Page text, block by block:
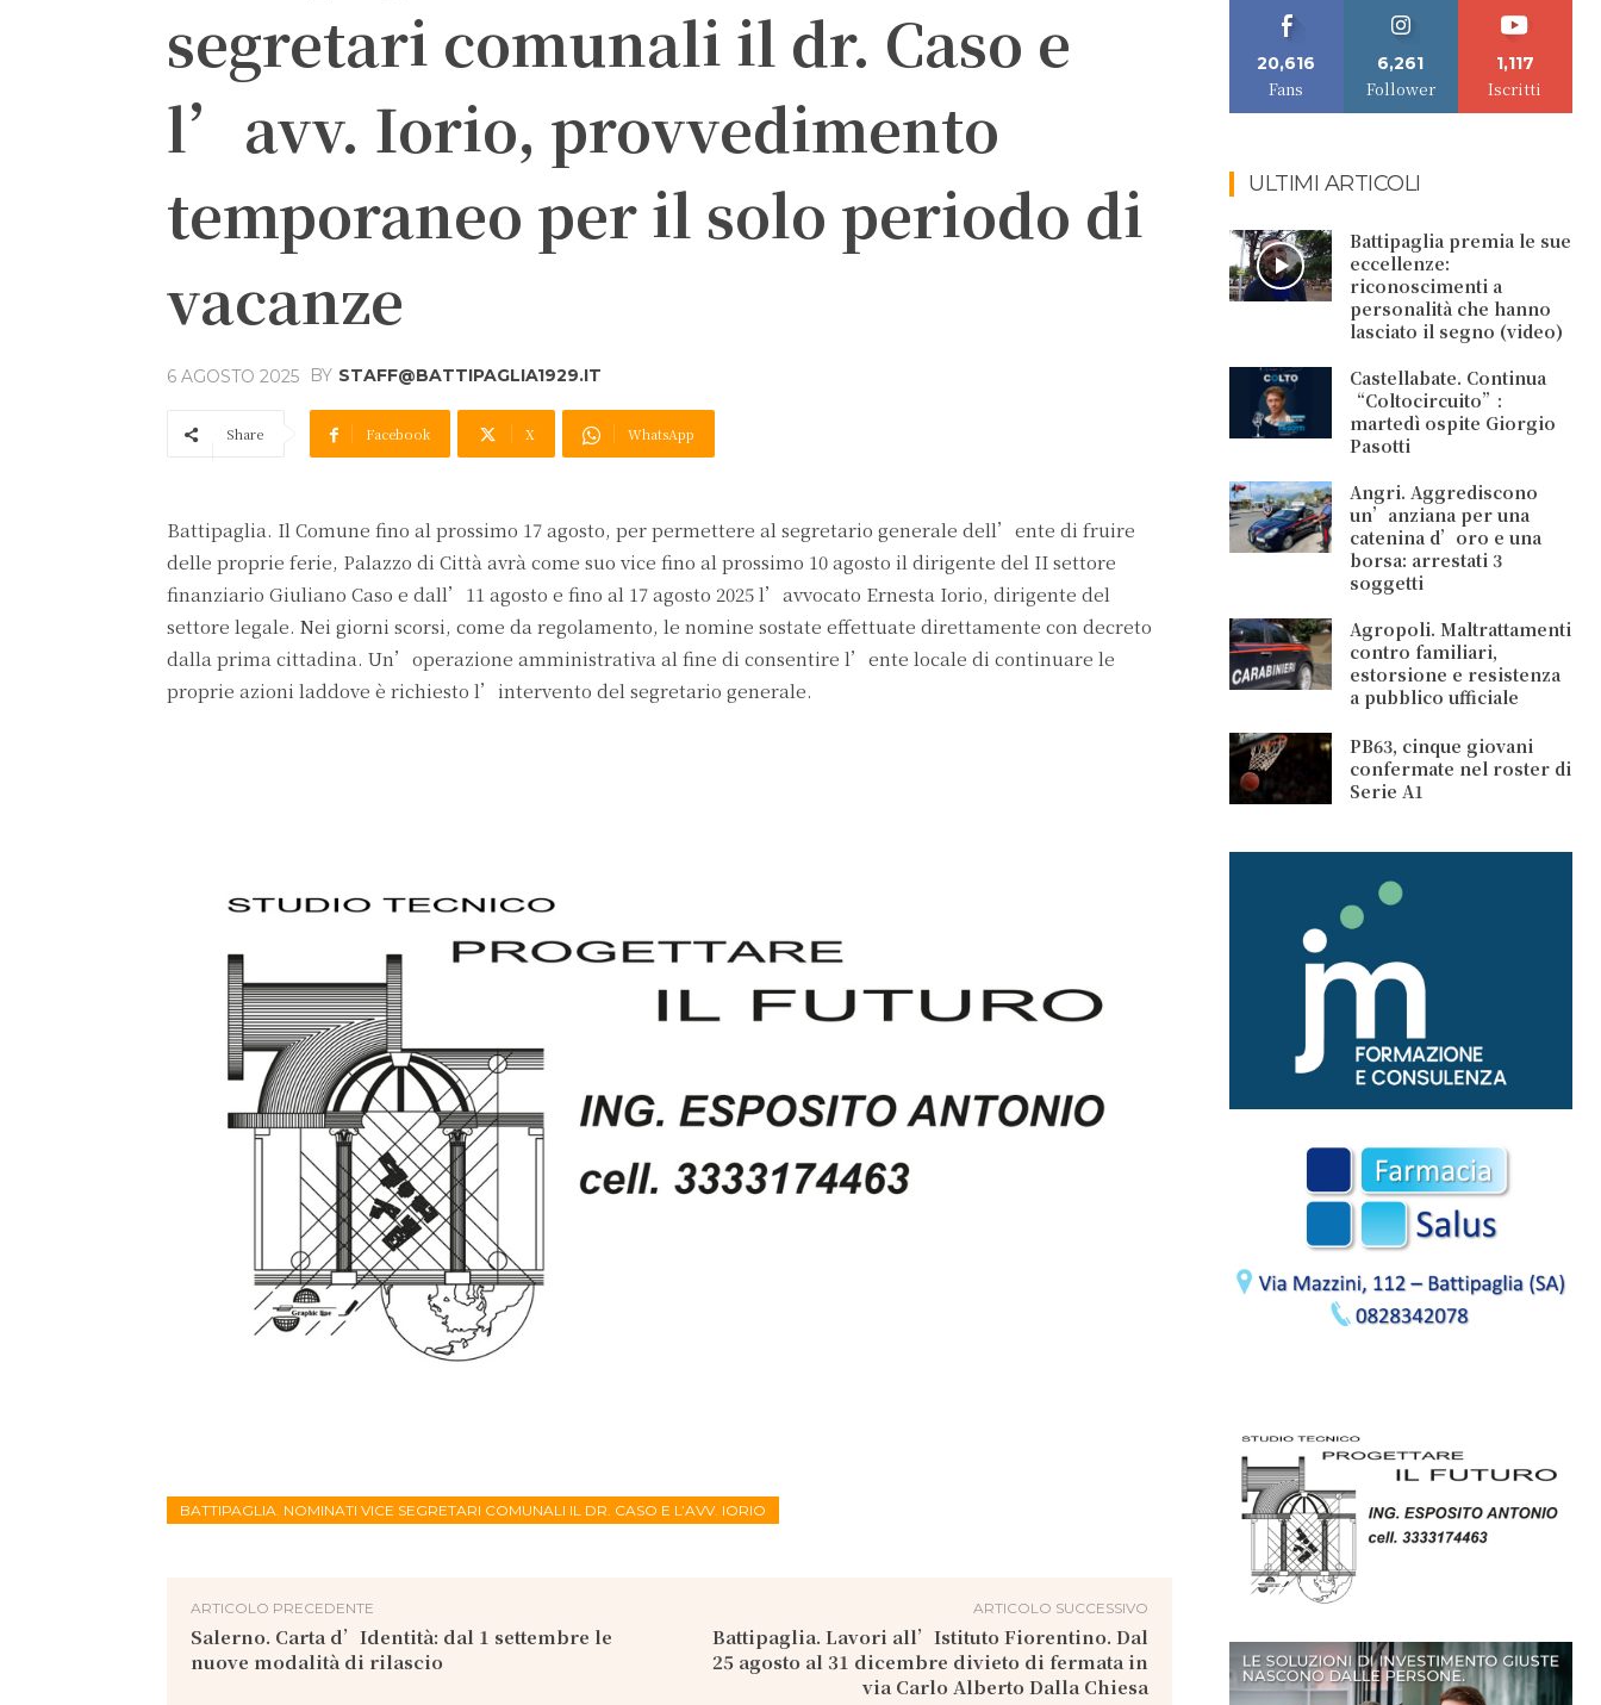
segretari comunali il dr. Caso e
l’avv. Iorio, provvedimento
temporaneo per il solo periodo di
vacanze
6 AGOSTO 2025 BY STAFF@BATTIPAGLIA1929.IT
Share Facebook X WhatsApp
Battipaglia. Il Comune fino al prossimo 17 agosto, per permettere al segretario generale dell’ente di fruire
delle proprie ferie, Palazzo di Città avrà come suo vice fino al prossimo 10 agosto il dirigente del II settore
finanziario Giuliano Caso e dall’11 agosto e fino al 17 agosto 2025 l’avvocato Ernesta Iorio, dirigente del
settore legale. Nei giorni scorsi, come da regolamento, le nomine sostate effettuate direttamente con decreto
dalla prima cittadina. Un’operazione amministrativa al fine di consentire l’ente locale di continuare le
proprie azioni laddove è richiesto l’intervento del segretario generale.
BATTIPAGLIA. NOMINATI VICE SEGRETARI COMUNALI IL DR. CASO E L’AVV. IORIO
ARTICOLO PRECEDENTE
Salerno. Carta d’Identità: dal 1 settembre le
nuove modalità di rilascio
ARTICOLO SUCCESSIVO
Battipaglia. Lavori all’Istituto Fiorentino. Dal
25 agosto al 31 dicembre divieto di fermata in
via Carlo Alberto Dalla Chiesa
20,616
Fans
6,261
Follower
1,117
Iscritti
ULTIMI ARTICOLI
Battipaglia premia le sue
eccellenze:
riconoscimenti a
personalità che hanno
lasciato il segno (video)
Castellabate. Continua
“Coltocircuito”:
martedì ospite Giorgio
Pasotti
Angri. Aggrediscono
un’anziana per una
catenina d’oro e una
borsa: arrestati 3
soggetti
Agropoli. Maltrattamenti
contro familiari,
estorsione e resistenza
a pubblico ufficiale
PB63, cinque giovani
confermate nel roster di
Serie A1